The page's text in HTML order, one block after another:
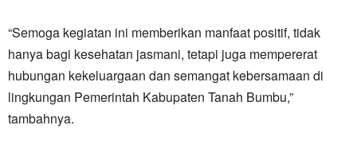
“Semoga kegiatan ini memberikan manfaat positif, tidak
hanya bagi kesehatan jasmani, tetapi juga mempererat
hubungan kekeluargaan dan semangat kebersamaan di
lingkungan Pemerintah Kabupaten Tanah Bumbu,”
tambahnya.